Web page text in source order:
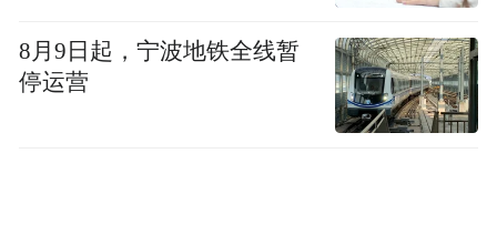
8月9日起，宁波地铁全线暂
停运营